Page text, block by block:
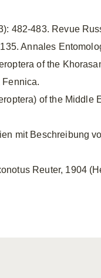
482-483. Revue
Annales
of the
Fennica.
of the Middle
mit Beschreibung
Reuter, 1904